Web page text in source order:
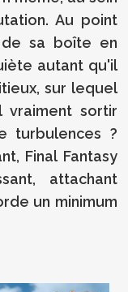
Au point
sa boîte en
autant qu'il
sur lequel
vraiment sortir
turbulences ?
Final Fantasy
attachant
un minimum